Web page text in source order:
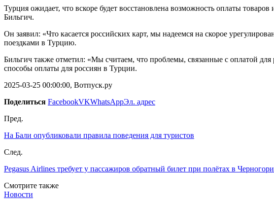
Турция ожидает, что вскоре будет восстановлена возможность оплаты
Бильгич.
Он заявил: «Что касается российских карт, мы надеемся на скорое
поездками в Турцию.
Бильгич также отметил: «Мы считаем, что проблемы, связанные с оплатой
способы оплаты для россиян в Турции.
2025-03-25 00:00:00, Вотпуск.ру
Поделиться FacebookVKWhatsAppЭл. адрес
Пред.
На Бали опубликовали правила поведения для туристов
След.
Pegasus Airlines требует у пассажиров обратный билет при полётах в
Смотрите также
Новости